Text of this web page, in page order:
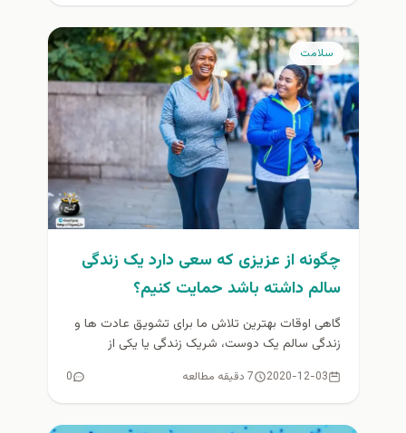
سلامت
چگونه از عزیزی که سعی دارد یک زندگی
سالم داشته باشد حمایت کنیم؟
گاهی اوقات بهترین تلاش ما برای تشویق عادت ها و
زندگی سالم یک دوست، شریک زندگی یا یکی از
2020-12-03 7 دقیقه مطالعه 0